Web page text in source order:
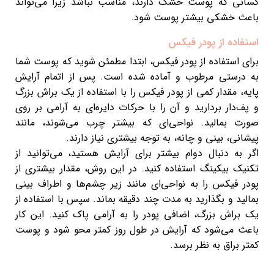
باعث خشکی بیشتر پوست شود.
استفاده از پودر فیکس
برای استفاده از پودر فیکس، ابتدا مطمئن شوید که پوست شما
به درستی مرطوب و آماده شده است. پس از اتمام آرایش
پایه، مقدار کمی از پودر فیکس را با استفاده از یک براش بزرگ
و پف‌دار بردارید و آن را با حرکات دایره‌ای به آرامی بر روی
صورت بمالید. نواحی‌ای که بیشتر چرب می‌شوند، مانند
پیشانی، بینی و چانه، به توجه بیشتری نیاز دارند.
اگر به دنبال دوام بیشتر برای آرایش هستید، می‌توانید از
تکنیک بیکینگ استفاده کنید. در این روش، مقدار بیشتری از
پودر فیکس را به نواحی‌ای مانند زیر چشم‌ها و اطراف بینی
بمالید و بگذارید به مدت چند دقیقه بماند. سپس با استفاده از
یک براش بزرگ، اضافی پودر را به آرامی پاک کنید. این کار
باعث می‌شود که آرایش در طول روز کمتر محو شود و پوست
کمتر براق به نظر برسد.